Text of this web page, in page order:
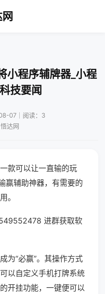
小程序辅牌器_小程
技要闻
07｜阅读：3
达网
款可以让一直输的玩
赢辅助神器，有需要的
。
进群获取软
为“必赢”。其操作方式
以自定义手机打牌系统
开挂功能，一键便可以